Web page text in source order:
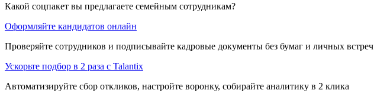
Какой соцпакет вы предлагаете семейным сотрудникам?
Оформляйте кандидатов онлайн
Проверяйте сотрудников и подписывайте кадровые документы без бумаг и личных встреч
Ускорьте подбор в 2 раза с Talantix
Автоматизируйте сбор откликов, настройте воронку, собирайте аналитику в 2 клика